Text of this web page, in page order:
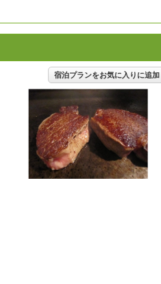
宿泊プランをお気に入りに追加